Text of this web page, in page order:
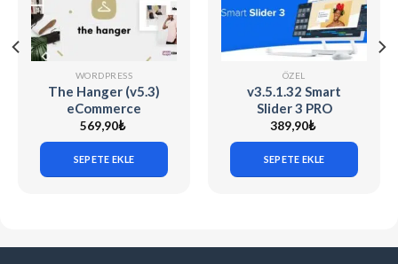
WORDPRESS
The Hanger (v5.3)
eCommerce
WordPress Theme
for WooCommerce
569,90₺
SEPETE EKLE
ÖZEL
v3.5.1.32 Smart
Slider 3 PRO
[WordPress] + 90
Demo Sliders
389,90₺
SEPETE EKLE